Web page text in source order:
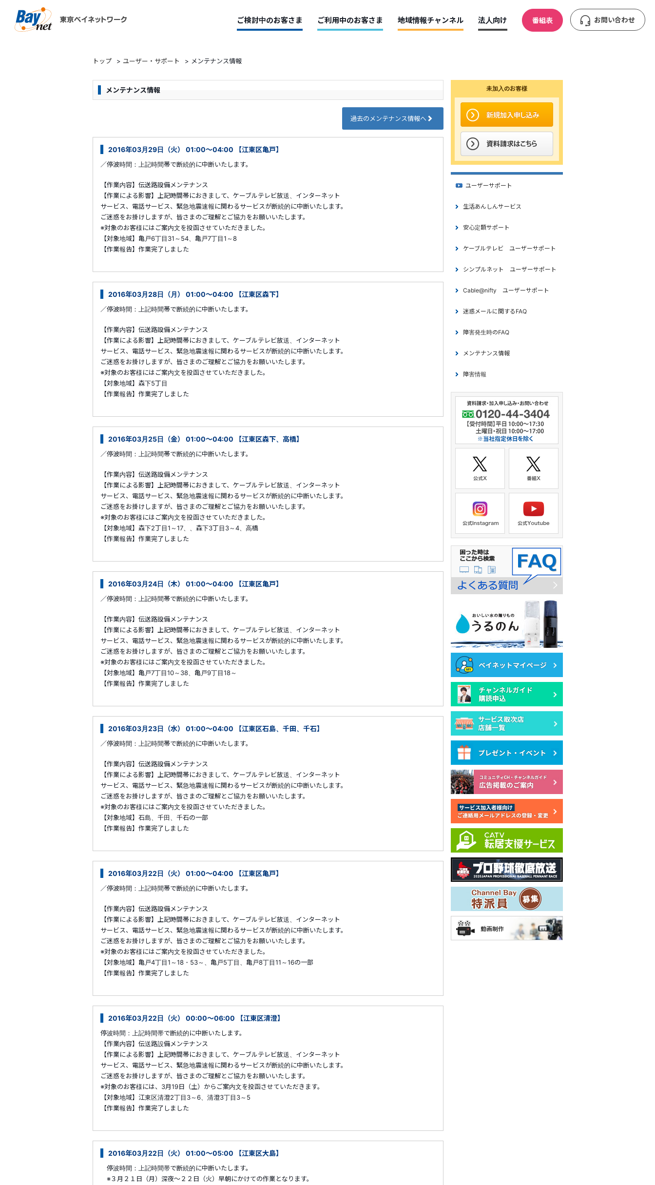
ご検討中のお客さま ご利用中のお客さま 地域情報チャンネル 法人向け 番組表 お問い合わせ
トップ > ユーザー・サポート > メンテナンス情報
メンテナンス情報
過去のメンテナンス情報へ
2016年03月29日（火） 01:00～04:00 【江東区亀戸】
／停波時間：上記時間帯で断続的に中断いたします。
【作業内容】伝送路設備メンテナンス
【作業による影響】上記時間帯におきまして、ケーブルテレビ放送、インターネット
サービス、電話サービス、緊急地震速報に関わるサービスが断続的に中断いたします。
ご迷惑をお掛けしますが、皆さまのご理解とご協力をお願いいたします。
※対象のお客様にはご案内文を投函させていただきました。
【対象地域】亀戸6丁目31～54、亀戸7丁目1～8
【作業報告】作業完了しました
2016年03月28日（月） 01:00～04:00 【江東区森下】
／停波時間：上記時間帯で断続的に中断いたします。
【作業内容】伝送路設備メンテナンス
【作業による影響】上記時間帯におきまして、ケーブルテレビ放送、インターネット
サービス、電話サービス、緊急地震速報に関わるサービスが断続的に中断いたします。
ご迷惑をお掛けしますが、皆さまのご理解とご協力をお願いいたします。
※対象のお客様にはご案内文を投函させていただきました。
【対象地域】森下5丁目
【作業報告】作業完了しました
2016年03月25日（金） 01:00～04:00 【江東区森下、高橋】
／停波時間：上記時間帯で断続的に中断いたします。
【作業内容】伝送路設備メンテナンス
【作業による影響】上記時間帯におきまして、ケーブルテレビ放送、インターネット
サービス、電話サービス、緊急地震速報に関わるサービスが断続的に中断いたします。
ご迷惑をお掛けしますが、皆さまのご理解とご協力をお願いいたします。
※対象のお客様にはご案内文を投函させていただきました。
【対象地域】森下2丁目1～17、、森下3丁目3～4、高橋
【作業報告】作業完了しました
2016年03月24日（木） 01:00～04:00 【江東区亀戸】
／停波時間：上記時間帯で断続的に中断いたします。
【作業内容】伝送路設備メンテナンス
【作業による影響】上記時間帯におきまして、ケーブルテレビ放送、インターネット
サービス、電話サービス、緊急地震速報に関わるサービスが断続的に中断いたします。
ご迷惑をお掛けしますが、皆さまのご理解とご協力をお願いいたします。
※対象のお客様にはご案内文を投函させていただきました。
【対象地域】亀戸7丁目10～38、亀戸9丁目18～
【作業報告】作業完了しました
2016年03月23日（水） 01:00～04:00 【江東区石島、千田、千石】
／停波時間：上記時間帯で断続的に中断いたします。
【作業内容】伝送路設備メンテナンス
【作業による影響】上記時間帯におきまして、ケーブルテレビ放送、インターネット
サービス、電話サービス、緊急地震速報に関わるサービスが断続的に中断いたします。
ご迷惑をお掛けしますが、皆さまのご理解とご協力をお願いいたします。
※対象のお客様にはご案内文を投函させていただきました。
【対象地域】石島、千田、千石の一部
【作業報告】作業完了しました
2016年03月22日（火） 01:00～04:00 【江東区亀戸】
／停波時間：上記時間帯で断続的に中断いたします。
【作業内容】伝送路設備メンテナンス
【作業による影響】上記時間帯におきまして、ケーブルテレビ放送、インターネット
サービス、電話サービス、緊急地震速報に関わるサービスが断続的に中断いたします。
ご迷惑をお掛けしますが、皆さまのご理解とご協力をお願いいたします。
※対象のお客様にはご案内文を投函させていただきました。
【対象地域】亀戸4丁目1～18・53～、亀戸5丁目、亀戸8丁目11～16の一部
【作業報告】作業完了しました
2016年03月22日（火） 00:00～06:00 【江東区清澄】
停波時間：上記時間帯で断続的に中断いたします。
【作業内容】伝送路設備メンテナンス
【作業による影響】上記時間帯におきまして、ケーブルテレビ放送、インターネット
サービス、電話サービス、緊急地震速報に関わるサービスが断続的に中断いたします。
ご迷惑をお掛けしますが、皆さまのご理解とご協力をお願いいたします。
※対象のお客様には、3月19日（土）からご案内文を投函させていただきます。
【対象地域】江東区清澄2丁目3～6、清澄3丁目3～5
【作業報告】作業完了しました
2016年03月22日（火） 01:00～05:00 【江東区大島】
停波時間：上記時間帯で断続的に中断いたします。
※３月２１日（月）深夜～２２日（火）早朝にかけての作業となります。
未加入のお客様
ユーザーサポート
生活あんしんサービス
安心定額サポート
ケーブルテレビ ユーザーサポート
シンプルネット ユーザーサポート
Cable@nifty ユーザーサポート
迷惑メールに関するFAQ
障害発生時のFAQ
メンテナンス情報
障害情報